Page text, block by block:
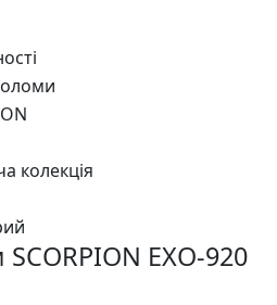
колекція
EXO-920